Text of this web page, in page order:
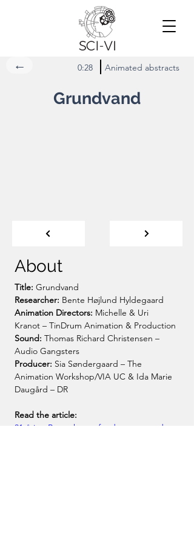
← 0:28 Animated abstracts
Grundvand
About
Title: Grundvand
Researcher: Bente Højlund Hyldegaard
Animation Directors: Michelle & Uri
Kranot – TinDrum Animation & Production
Sound: Thomas Richard Christensen –
Audio Gangsters
Producer: Sia Søndergaard – The
Animation Workshop/VIA UC & Ida Marie
Daugård – DR
Read the article:
31-årige Bente har opfundet en metode,